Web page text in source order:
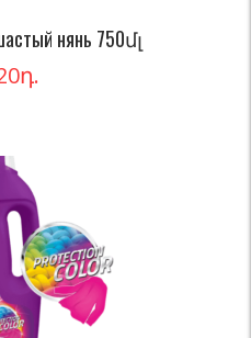
нянь 750մլ
դ.